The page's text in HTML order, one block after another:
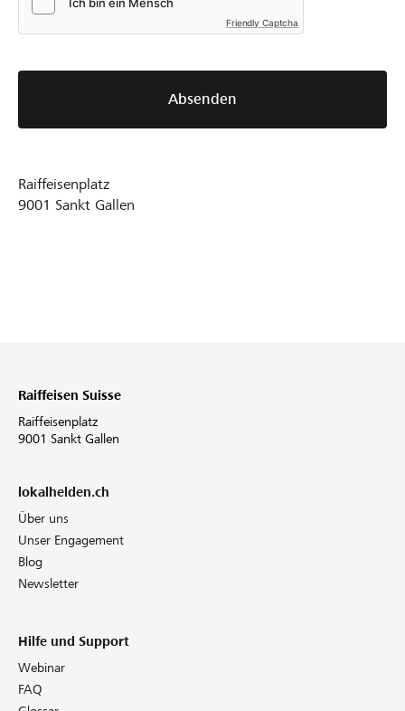
Friendly Captcha
Absenden
Raiffeisenplatz
9001 Sankt Gallen
Raiffeisen Suisse
Raiffeisenplatz
9001 Sankt Gallen
lokalhelden.ch
Über uns
Unser Engagement
Blog
Newsletter
Hilfe und Support
Webinar
FAQ